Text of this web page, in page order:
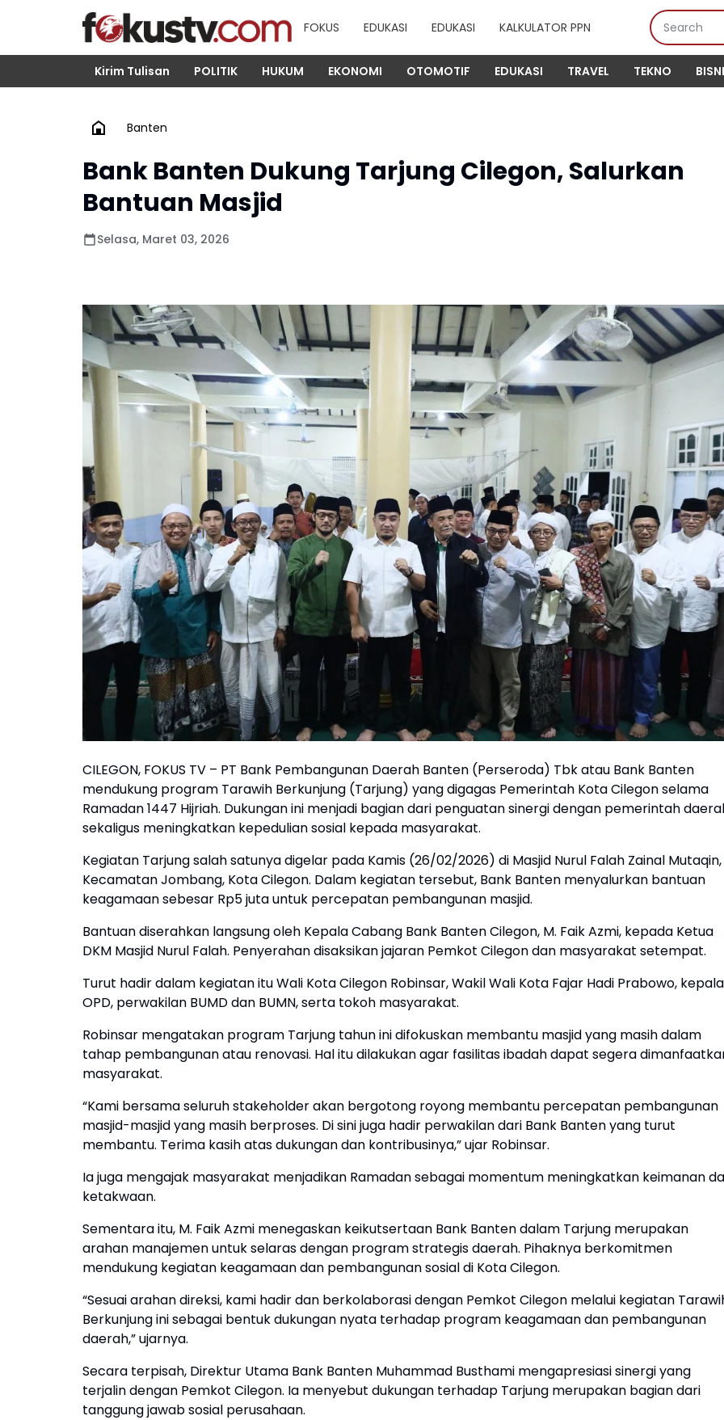
FOKUS EDUKASI EDUKASI KALKULATOR PPN
Kirim Tulisan POLITIK HUKUM EKONOMI OTOMOTIF EDUKASI TRAVEL TEKNO
Banten
Bank Banten Dukung Tarjung Cilegon, Salurkan
Bantuan Masjid
Selasa, Maret 03, 2026
CILEGON, FOKUS TV – PT Bank Pembangunan Daerah Banten (Perseroda) Tbk atau Bank Banten
mendukung program Tarawih Berkunjung (Tarjung) yang digagas Pemerintah Kota Cilegon selama
Ramadan 1447 Hijriah. Dukungan ini menjadi bagian dari penguatan sinergi dengan pemerintah
sekaligus meningkatkan kepedulian sosial kepada masyarakat.
Kegiatan Tarjung salah satunya digelar pada Kamis (26/02/2026) di Masjid Nurul Falah Zainal Mutaqin,
Kecamatan Jombang, Kota Cilegon. Dalam kegiatan tersebut, Bank Banten menyalurkan bantuan
keagamaan sebesar Rp5 juta untuk percepatan pembangunan masjid.
Bantuan diserahkan langsung oleh Kepala Cabang Bank Banten Cilegon, M. Faik Azmi, kepada Ketua
DKM Masjid Nurul Falah. Penyerahan disaksikan jajaran Pemkot Cilegon dan masyarakat setempat.
Turut hadir dalam kegiatan itu Wali Kota Cilegon Robinsar, Wakil Wali Kota Fajar Hadi Prabowo, kepala
OPD, perwakilan BUMD dan BUMN, serta tokoh masyarakat.
Robinsar mengatakan program Tarjung tahun ini difokuskan membantu masjid yang masih dalam
tahap pembangunan atau renovasi. Hal itu dilakukan agar fasilitas ibadah dapat segera
masyarakat.
“Kami bersama seluruh stakeholder akan bergotong royong membantu percepatan pembangunan
masjid-masjid yang masih berproses. Di sini juga hadir perwakilan dari Bank Banten yang turut
membantu. Terima kasih atas dukungan dan kontribusinya,” ujar Robinsar.
Ia juga mengajak masyarakat menjadikan Ramadan sebagai momentum meningkatkan keimanan
ketakwaan.
Sementara itu, M. Faik Azmi menegaskan keikutsertaan Bank Banten dalam Tarjung merupakan
arahan manajemen untuk selaras dengan program strategis daerah. Pihaknya berkomitmen
mendukung kegiatan keagamaan dan pembangunan sosial di Kota Cilegon.
“Sesuai arahan direksi, kami hadir dan berkolaborasi dengan Pemkot Cilegon melalui kegiatan
Berkunjung ini sebagai bentuk dukungan nyata terhadap program keagamaan dan pembangunan
daerah,” ujarnya.
Secara terpisah, Direktur Utama Bank Banten Muhammad Busthami mengapresiasi sinergi yang
terjalin dengan Pemkot Cilegon. Ia menyebut dukungan terhadap Tarjung merupakan bagian dari
tanggung jawab sosial perusahaan.